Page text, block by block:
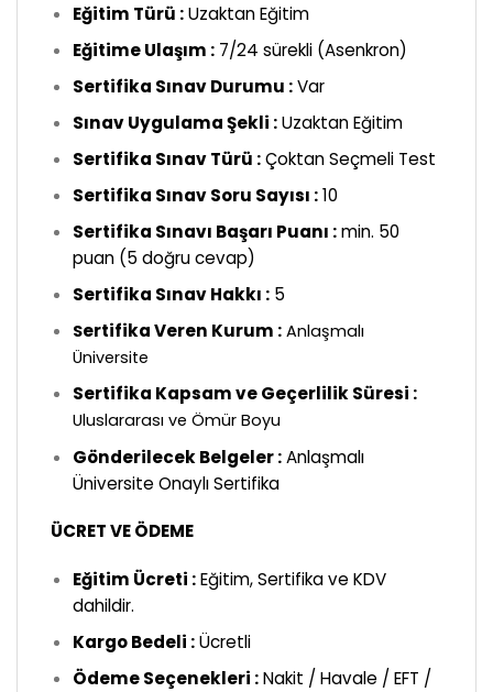
Eğitim Türü :Uzaktan Eğitim
Eğitime Ulaşım :7/24 sürekli (Asenkron)
Sertifika Sınav Durumu :Var
Sınav Uygulama Şekli :Uzaktan Eğitim
Sertifika Sınav Türü :Çoktan Seçmeli Test
Sertifika Sınav Soru Sayısı :10
Sertifika Sınavı Başarı Puanı :min. 50
puan (5 doğru cevap)
Sertifika Sınav Hakkı :5
Sertifika Veren Kurum :Anlaşmalı
Üniversite
Sertifika Kapsam ve Geçerlilik Süresi :
Uluslararası ve Ömür Boyu
Gönderilecek Belgeler :Anlaşmalı
Üniversite Onaylı Sertifika
ÜCRET VE ÖDEME
Eğitim Ücreti :Eğitim, Sertifika ve KDV
dahildir.
Kargo Bedeli :Ücretli
Ödeme Seçenekleri :Nakit / Havale / EFT /